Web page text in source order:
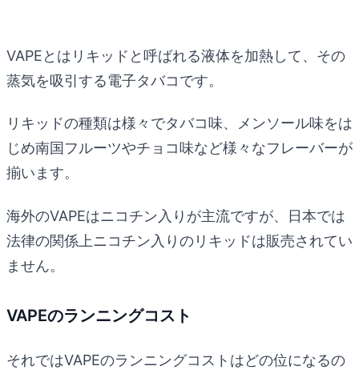
VAPEとはリキッドと呼ばれる液体を加熱して、その
蒸気を吸引する電子タバコです。
リキッドの種類は様々でタバコ味、メンソール味をは
じめ南国フルーツやチョコ味など様々なフレーバーが
揃います。
海外のVAPEはニコチン入りが主流ですが、日本では
法律の関係上ニコチン入りのリキッドは販売されてい
ません。
VAPEのランニングコスト
それではVAPEのランニングコストはどの位になるの